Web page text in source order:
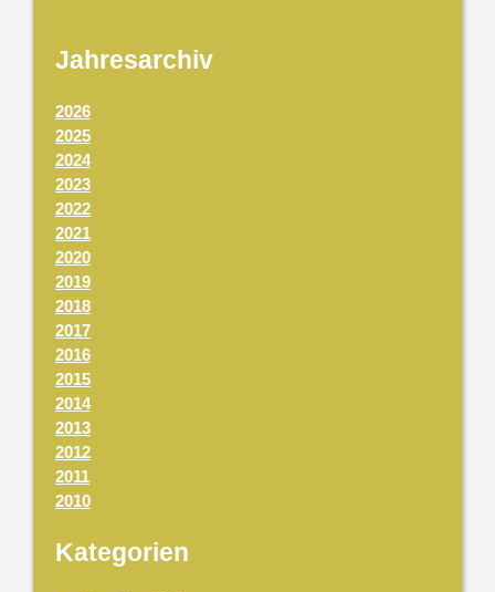
Jahresarchiv
2026
2025
2024
2023
2022
2021
2020
2019
2018
2017
2016
2015
2014
2013
2012
2011
2010
Kategorien